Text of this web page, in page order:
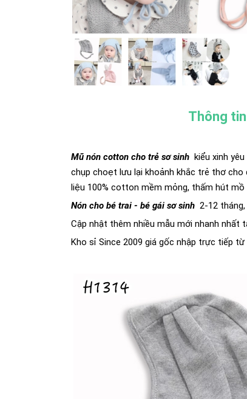
Thông
Mũ nón cotton cho trẻ sơ sinh kiểu xinh
chụp choẹt lưu lại khoảnh khắc trẻ thơ
liệu 100% cotton mềm mỏng, thấm hút mồ
Nón cho bé trai - bé gái sơ sinh 2-12
Cập nhật thêm nhiều mẫu mới nhanh nhất
Kho sỉ Since 2009 giá gốc nhập trực tiếp